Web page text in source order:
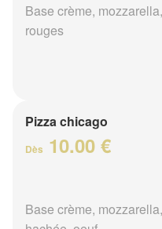
Base crème,
rouges
Pizza chicago
Dès 10.00 €
Base crème,